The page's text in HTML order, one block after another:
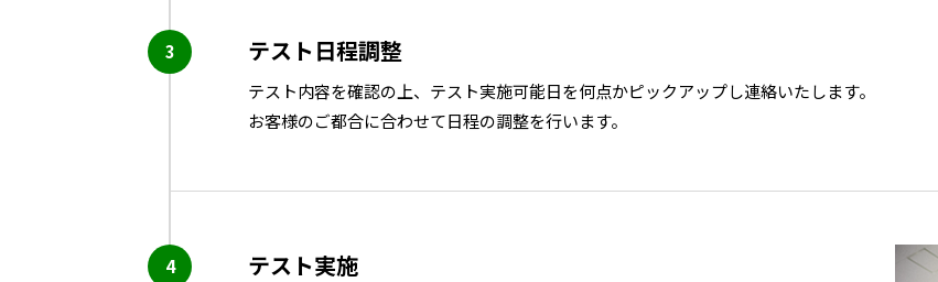
テスト日程調整
テスト内容を確認の上、テスト実施可能日を何点かピックアップし連絡いたします。
お客様のご都合に合わせて日程の調整を行います。
テスト実施